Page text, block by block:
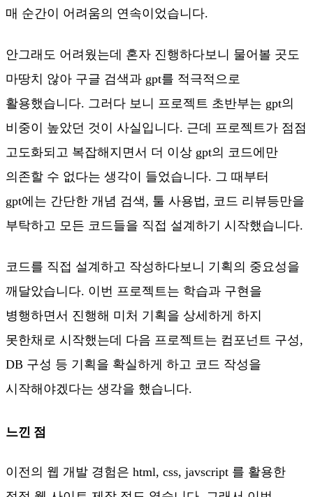
매 순간이 어려움의 연속이었습니다.
안그래도 어려웠는데 혼자 진행하다보니 물어볼 곳도
마땅치 않아 구글 검색과 gpt를 적극적으로
활용했습니다. 그러다 보니 프로젝트 초반부는 gpt의
비중이 높았던 것이 사실입니다. 근데 프로젝트가 점점
고도화되고 복잡해지면서 더 이상 gpt의 코드에만
의존할 수 없다는 생각이 들었습니다. 그 때부터
gpt에는 간단한 개념 검색, 툴 사용법, 코드 리뷰등만을
부탁하고 모든 코드들을 직접 설계하기 시작했습니다.
코드를 직접 설계하고 작성하다보니 기획의 중요성을
깨달았습니다. 이번 프로젝트는 학습과 구현을
병행하면서 진행해 미처 기획을 상세하게 하지
못한채로 시작했는데 다음 프로젝트는 컴포넌트 구성,
DB 구성 등 기획을 확실하게 하고 코드 작성을
시작해야겠다는 생각을 했습니다.
느낀 점
이전의 웹 개발 경험은 html, css, javscript 를 활용한